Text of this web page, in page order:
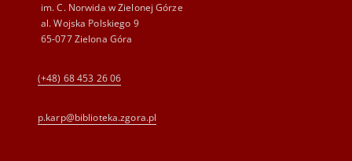
im. C. Norwida w Zielonej Górze
al. Wojska Polskiego 9
65-077 Zielona Góra
(+48) 68 453 26 06
p.karp@biblioteka.zgora.pl